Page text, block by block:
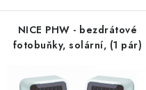
NICE PHW - bezdrátové
fotobuňky, solární, (1 pár)